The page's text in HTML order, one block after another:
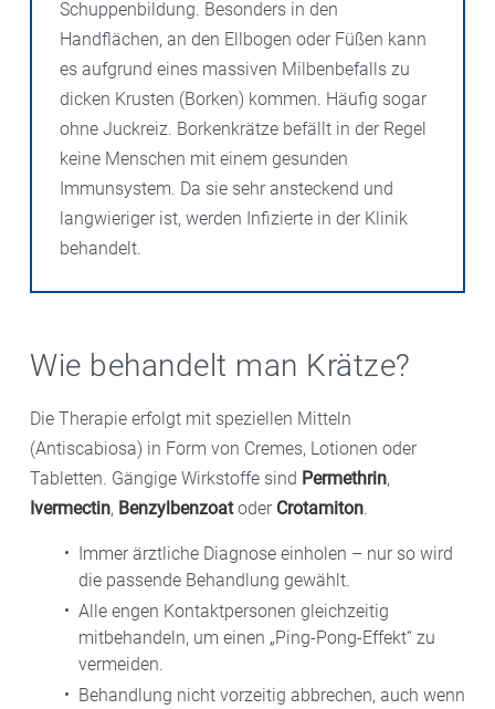
Schuppenbildung. Besonders in den
Handflächen, an den Ellbogen oder Füßen kann
es aufgrund eines massiven Milbenbefalls zu
dicken Krusten (Borken) kommen. Häufig sogar
ohne Juckreiz. Borkenkrätze befällt in der Regel
keine Menschen mit einem gesunden
Immunsystem. Da sie sehr ansteckend und
langwieriger ist, werden Infizierte in der Klinik
behandelt.
Wie behandelt man Krätze?
Die Therapie erfolgt mit speziellen Mitteln
(Antiscabiosa) in Form von Cremes, Lotionen oder
Tabletten. Gängige Wirkstoffe sind Permethrin,
Ivermectin, Benzylbenzoatoder Crotamiton.
Immer ärztliche Diagnose einholen – nur so wird
die passende Behandlung gewählt.
Alle engen Kontaktpersonen gleichzeitig
mitbehandeln, um einen „Ping-Pong-Effekt“ zu
vermeiden.
Behandlung nicht vorzeitig abbrechen, auch wenn